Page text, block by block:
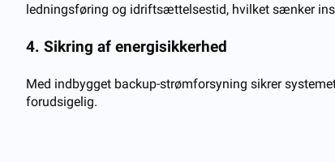
ledningsføring og idriftsættelsestid, hvilket sænker
4. Sikring af energisikkerhed
Med indbygget backup-strømforsyning sikrer
forudsigelig.